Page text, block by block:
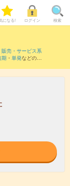
になる! ログイン 検索
販売・サービス系
期 ・ 単発などの期
もご確認いただ